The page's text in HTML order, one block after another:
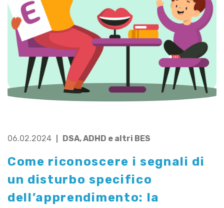
06.02.2024 DSA, ADHD e altri BES
Come riconoscere i segnali di
un disturbo specifico
dell’apprendimento: la